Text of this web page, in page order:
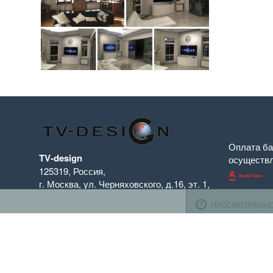
TV-design
125319, Россия,
г. Москва, ул. Черняховского, д.16, эт. 1,
Оплата
К оплате